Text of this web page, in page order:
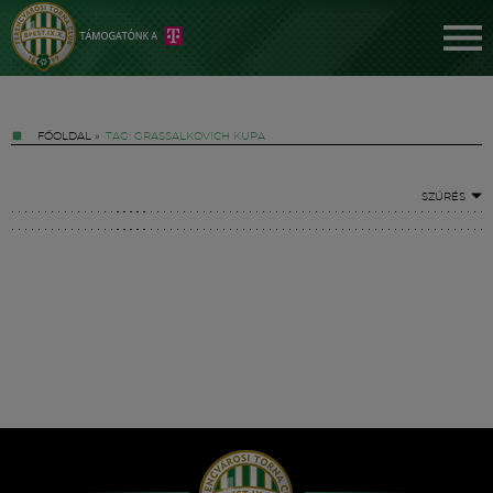
FŐOLDAL » TAG: GRASSALKOVICH KUPA
SZŰRÉS
Hírek